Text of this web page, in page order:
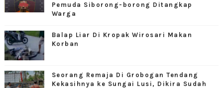
Pemuda Siborong-borong Ditangkap
Warga
Balap Liar Di Kropak Wirosari Makan
Korban
Seorang Remaja Di Grobogan Tendang
Kekasihnya ke Sungai Lusi, Dikira Sudah